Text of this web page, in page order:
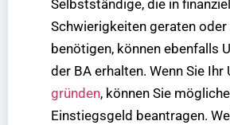
Selbstständige, die in
Schwierigkeiten geraten
benötigen, können ebenfalls
der BA erhalten. Wenn Sie Ihr
gründen, können Sie
Einstiegsgeld beantragen.